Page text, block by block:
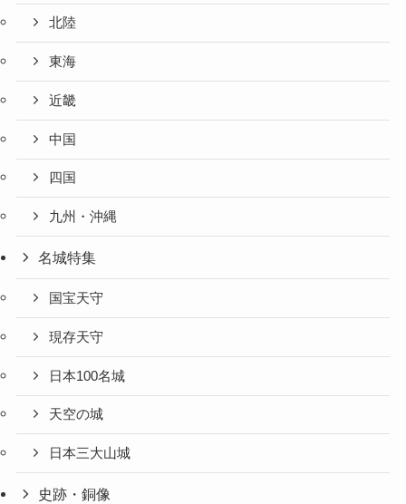
北陸
東海
近畿
中国
四国
九州・沖縄
名城特集
国宝天守
現存天守
日本100名城
天空の城
日本三大山城
史跡・銅像